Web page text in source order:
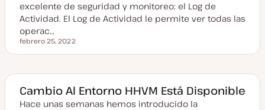
i
z
a
a
excelente de seguridad y monitoreo: el Log de
Actividad. El Log de Actividad le permite ver todas las
operac…
Fecha actualizada
febrero 25, 2022
Cambio Al Entorno HHVM Está Disponible
Hace unas semanas hemos introducido la